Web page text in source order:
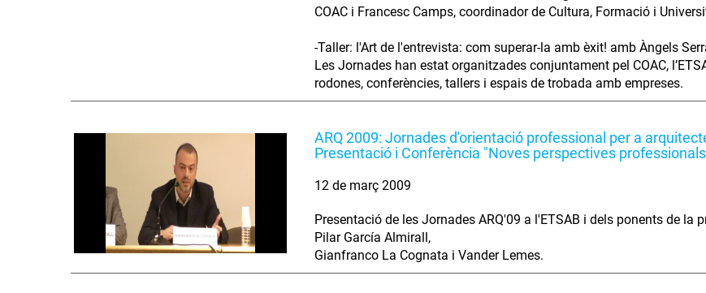
COAC i Francesc Camps, coordinador de Cultura, Formació i
-Taller: l'Art de l'entrevista: com superar-la amb èxit! amb Àngels
Les Jornades han estat organitzades conjuntament pel COAC,
rodones, conferències, tallers i espais de trobada amb empreses.
ARQ 2009: Jornades d'orientació professional per a
Presentació i Conferència "Noves perspectives
12 de març 2009
Presentació de les Jornades ARQ'09 a l'ETSAB i dels ponents de
Pilar García Almirall,
Gianfranco La Cognata i Vander Lemes.